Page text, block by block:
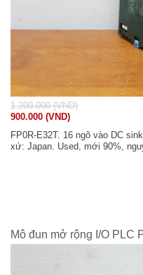
1.200.000 (VND)
900.000 (VND)
FP0R-E32T. 16 ngõ vào DC
xứ: Japan. Used, mới 90%,
Mô đun mở rộng I/O PLC